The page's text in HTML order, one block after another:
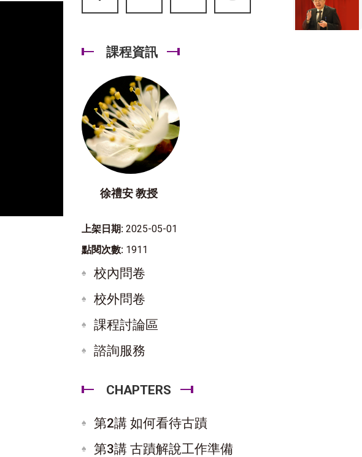
課程資訊
徐禮安 教授
上架日期: 2025-05-01
點閱次數: 1911
校內問卷
校外問卷
課程討論區
諮詢服務
CHAPTERS
第2講 如何看待古蹟
第3講 古蹟解說工作準備